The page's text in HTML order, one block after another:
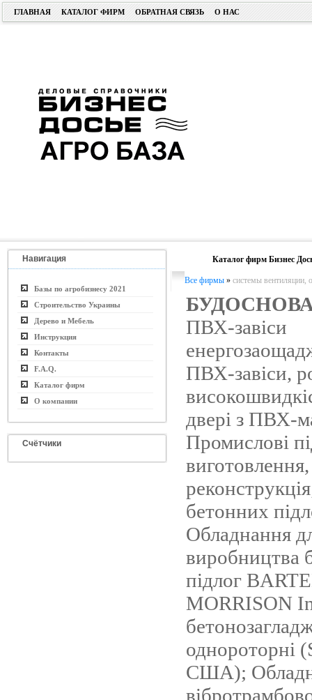
ГЛАВНАЯ КАТАЛОГ ФИРМ ОБРАТНАЯ СВЯЗЬ О НАС
Навигация
Базы по агробизнесу 2021
Строительство Украины
Дерево и Мебель
Инструкция
Контакты
F.A.Q.
Каталог фирм
О компании
Счётчики
Каталог фирм Бизнес
Все фирмы » системы вентиляции,
ПВХ-завіси
ПВХ-завiси,
дверi з ПВХ-
Промисловi
виготовлення,
бетонних
Обладнання
виробництва
підлог
MORRISON
однороторні
США);